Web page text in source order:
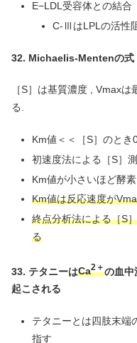
E−LDL受容体との結合
C-ⅢはLPLの活性
32. Michaelis-Mentenの式
［S］は基質濃度 , Vmax
る.
Km値＜＜［S］のとき
初速度法による［S］
Km値が小さいほど酵
Km値は反応速度が
終点分析法による［S
る
33. テタニーはCa2＋の血中
起こされる
テタニーとは四肢末端
指す